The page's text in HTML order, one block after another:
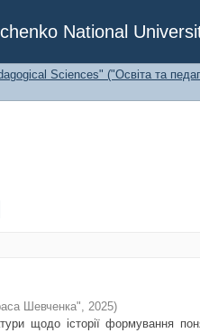
National
Sciences" ("Освіта та
Шевченка", 2025)
щодо історії формування